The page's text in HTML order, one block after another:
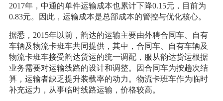
2017年，中通的单件运输成本也累计下降0.15元，目前为
0.83元。因此，运输成本是总部成本的管控与优化核心。
据悉，2015年以前，韵达的运输主要由外聘合同车、自有
车辆及物流卡班车共同提供，其中，合同车、自有车辆及
物流卡班车接受韵达货运的统一调配，服从韵达货运根据
业务需要对运输线路的设计和调整。因合同车为按趟次结
算，运输者缺乏提升装载率的动力。物流卡班车作为临时
补充运力，从事临时线路运输，价格较高。